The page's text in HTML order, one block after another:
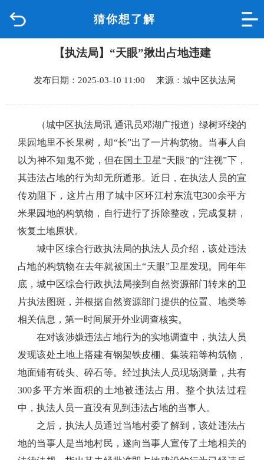
猜你想了解
新闻中心
政府信息公开
互动回应
数据专题
【执法局】“天眼”揪出占地违建
发布日期：2025-03-10 11:00 来源：城中区执法局
（城中区执法局讯 通讯员邓湖广报道） 绿树环绕的
果园地里不长果树，却“长”出了一片构筑物。当事人自
以为神不知鬼不觉，但在国土卫星“天眼”的“注视”下，
其违法占地的行为却无所遁形。近日，在执法人员的宣
传劝阻下，这片占用了城中区环江村东流屯300余平方
米果园地的构筑物，自行进行了拆除整改，完成复耕，
恢复土地原状。
城中区综合行政执法局的执法人员介绍，该处违法
占地的构筑物在去年就被国土“天眼”卫星发现。同年年
底，城中区综合行政执法局接到自然资源部门转来的卫
片执法图斑，并根据自然资源部门提供的位置、地类等
相关信息，第一时间展开外业调查核实。
在对该涉嫌违法占地行为的实地调查中，执法人员
发现该处土地上搭建有钢架铁皮棚、集装箱等构筑物，
地面铺有砖头、碎石等。经过执法人员现场测量，共有
300多平方米面积的土地被违法占用。整个执法过程
中，执法人员一直没有见到违法占地的当事人。
之后，执法人员通过当地村委了解到，该处违法占
地的当事人是当地村民，遂向当事人宣传了土地相关的